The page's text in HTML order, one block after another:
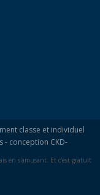
classe et individuel
- conception CKD-
en s'amusant. Et c'est gratuit